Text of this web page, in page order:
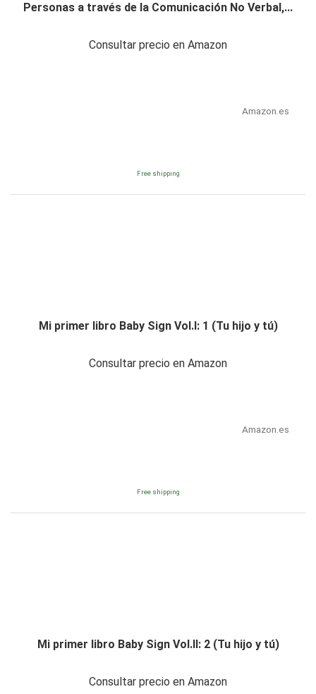
Personas a través de la Comunicación No Verbal,...
Consultar precio en Amazon
Amazon.es
Free shipping
Mi primer libro Baby Sign Vol.I: 1 (Tu hijo y tú)
Consultar precio en Amazon
Amazon.es
Free shipping
Mi primer libro Baby Sign Vol.II: 2 (Tu hijo y tú)
Consultar precio en Amazon